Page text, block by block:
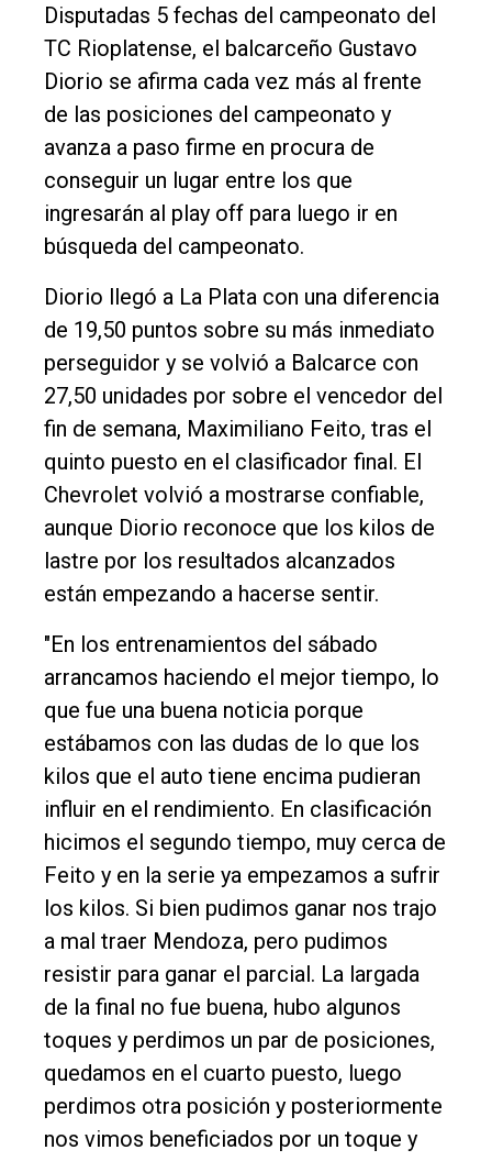
Política
Cultura
Entrevistas
Rural
Deportes
Fúnebres
Empresa
Nosotros
Contacto
Disputadas 5 fechas del campeonato del
TC Rioplatense, el balcarceño Gustavo
Diorio se afirma cada vez más al frente
de las posiciones del campeonato y
avanza a paso firme en procura de
conseguir un lugar entre los que
ingresarán al play off para luego ir en
búsqueda del campeonato.
Diorio llegó a La Plata con una diferencia
de 19,50 puntos sobre su más inmediato
perseguidor y se volvió a Balcarce con
27,50 unidades por sobre el vencedor del
fin de semana, Maximiliano Feito, tras el
quinto puesto en el clasificador final. El
Chevrolet volvió a mostrarse confiable,
aunque Diorio reconoce que los kilos de
lastre por los resultados alcanzados
están empezando a hacerse sentir.
"En los entrenamientos del sábado
arrancamos haciendo el mejor tiempo, lo
que fue una buena noticia porque
estábamos con las dudas de lo que los
kilos que el auto tiene encima pudieran
influir en el rendimiento. En clasificación
hicimos el segundo tiempo, muy cerca de
Feito y en la serie ya empezamos a sufrir
los kilos. Si bien pudimos ganar nos trajo
a mal traer Mendoza, pero pudimos
resistir para ganar el parcial. La largada
de la final no fue buena, hubo algunos
toques y perdimos un par de posiciones,
quedamos en el cuarto puesto, luego
perdimos otra posición y posteriormente
nos vimos beneficiados por un toque y